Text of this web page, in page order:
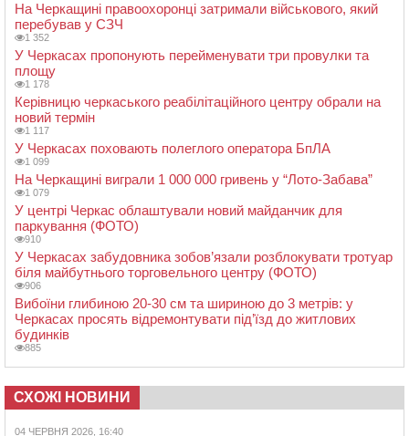
На Черкащині правоохоронці затримали військового, який
перебував у СЗЧ
1 352
У Черкасах пропонують перейменувати три провулки та
площу
1 178
Керівницю черкаського реабілітаційного центру обрали на
новий термін
1 117
У Черкасах поховають полеглого оператора БпЛА
1 099
На Черкащині виграли 1 000 000 гривень у “Лото-Забава”
1 079
У центрі Черкас облаштували новий майданчик для
паркування (ФОТО)
910
У Черкасах забудовника зобов’язали розблокувати тротуар
біля майбутнього торговельного центру (ФОТО)
906
Вибоїни глибиною 20-30 см та шириною до 3 метрів: у
Черкасах просять відремонтувати під’їзд до житлових
будинків
885
СХОЖІ НОВИНИ
04 ЧЕРВНЯ 2026, 16:40